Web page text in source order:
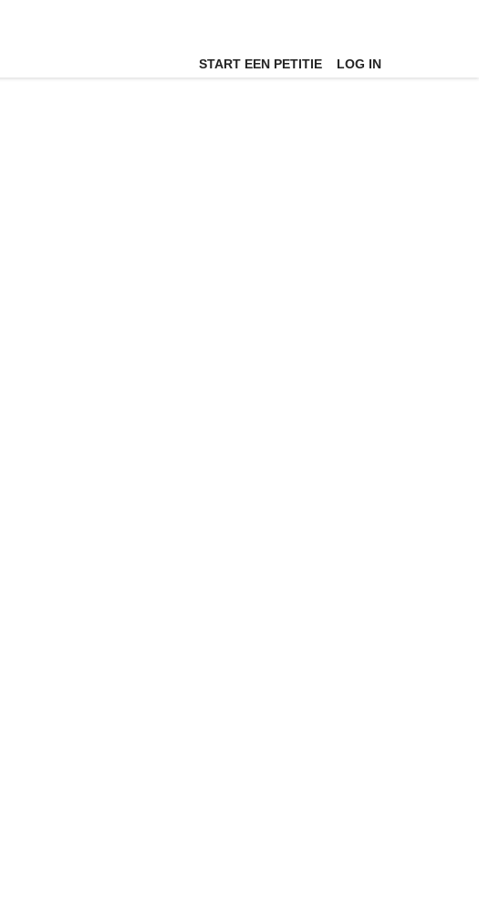
START EEN PETITIE LOG IN